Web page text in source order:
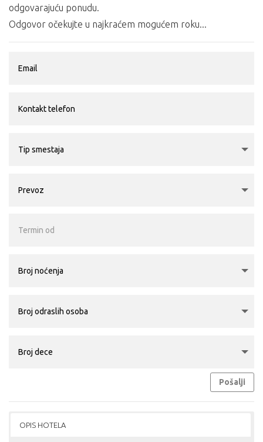
odgovarajuću ponudu.
Odgovor očekujte u najkraćem mogućem roku...
Pošalji
OPIS HOTELA